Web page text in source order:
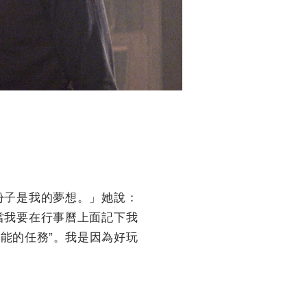
是我的夢想。」她說：
要在行事曆上面記下我
的任務”。我是因為好玩